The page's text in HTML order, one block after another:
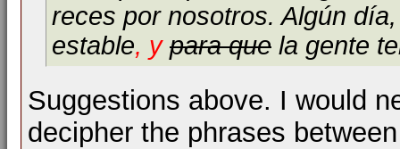
reces por nosotros. Algún
estable, y para que la gente
Suggestions above. I would
decipher the phrases